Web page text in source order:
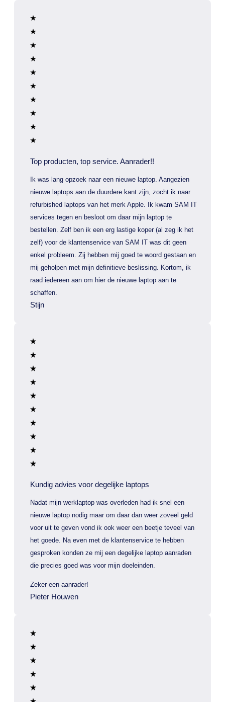
Top producten, top service. Aanrader!!
Ik was lang opzoek naar een nieuwe laptop. Aangezien
nieuwe laptops aan de duurdere kant zijn, zocht ik naar
refurbished laptops van het merk Apple. Ik kwam SAM IT
services tegen en besloot om daar mijn laptop te
bestellen. Zelf ben ik een erg lastige koper (al zeg ik het
zelf) voor de klantenservice van SAM IT was dit geen
enkel probleem. Zij hebben mij goed te woord gestaan en
mij geholpen met mijn definitieve beslissing. Kortom, ik
raad iedereen aan om hier de nieuwe laptop aan te
schaffen.
Stijn
Kundig advies voor degelijke laptops
Nadat mijn werklaptop was overleden had ik snel een
nieuwe laptop nodig maar om daar dan weer zoveel geld
voor uit te geven vond ik ook weer een beetje teveel van
het goede. Na even met de klantenservice te hebben
gesproken konden ze mij een degelijke laptop aanraden
die precies goed was voor mijn doeleinden.
Zeker een aanrader!
Pieter Houwen